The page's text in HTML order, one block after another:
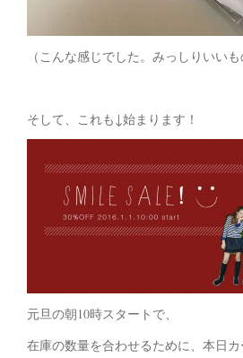
（こんな感じでした。みっしりいい
そして、これも↓始まります！
元旦の朝10時スタートで、
在庫の数量を合わせるために、本日